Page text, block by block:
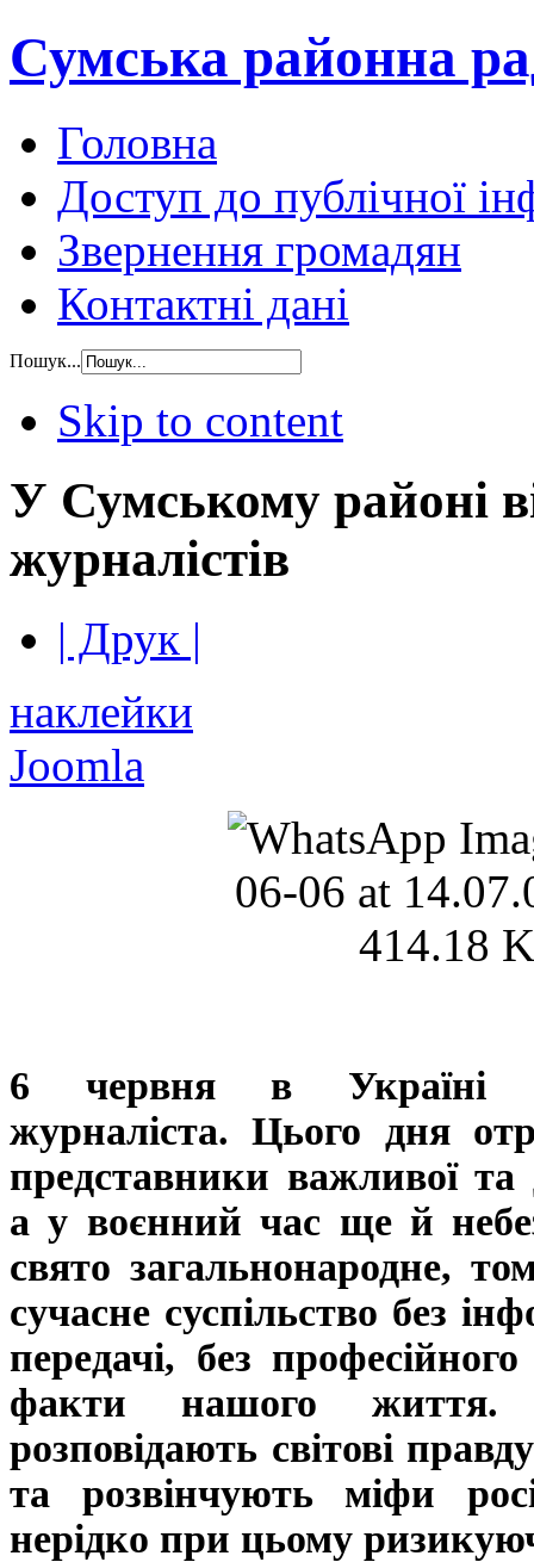
Сумська районна
Головна
Доступ до публічної
Звернення громадян
Контактні дані
Пошук...
Skip to content
У Сумському районі
журналістів
| Друк |
наклейки
Joomla
6 червня в Україні
журналіста. Цього дня
представники важливої ​​та
а у воєнний час ще й
свято загальнонародне,
сучасне суспільство без
передачі, без
факти нашого життя.
розповідають світові
та розвінчують міфи
нерідко при цьому